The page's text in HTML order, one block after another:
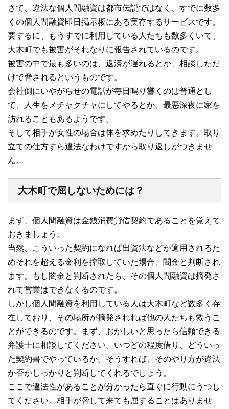
さて、違法な個人間融資は都市伝説ではなく、すでに数多
くの個人間融資即日掲示板にある実存するサービスです。
要するに、もうすでに利用している人たちも数多くいて、
大木町でも被害がそれなりに報告されているのです。
被害の中で最も多いのは、返済が遅れるとか、相談しただ
けで脅されるというものです。
会社側にいやがらせの電話が毎日鳴り響くのは普通とし
て、人生をメチャクチャにしてやるとか、最悪深夜に家を
訪れることもあるようです。
そして相手が女性の場合は体を求めたりしてきます。取り
立ての仕方すら違法なわけですから取り返しがつきませ
ん。
大木町で屈しないためには？
まず、個人間融資は金銭消費貸借契約であることを覚えて
おきましょう。
当然、こういった契約になれば出資法などが適用されるた
めそれを超える金利を搾取していた場合、闇金と判断され
ます。もし闇金と判断されたら、その個人間融資は摘発さ
れて営業はできなくるのです。
しかし個人間融資を利用している人は大木町など数多く存
在しており、その場所が摘発されれば他の人たちも救うこ
とができるのです。まず、おかしいと思ったら信頼できる
弁護士に相談してください。いつどの程度借り、どういっ
た契約書でやっているか。そうすれば、そのやり方が違法
か否かしっかりと判断してくれるでしょう。
ここで違法性があることが分かったら直ぐに行動にうつし
てください。相手が脅して来ても屈することはありませ